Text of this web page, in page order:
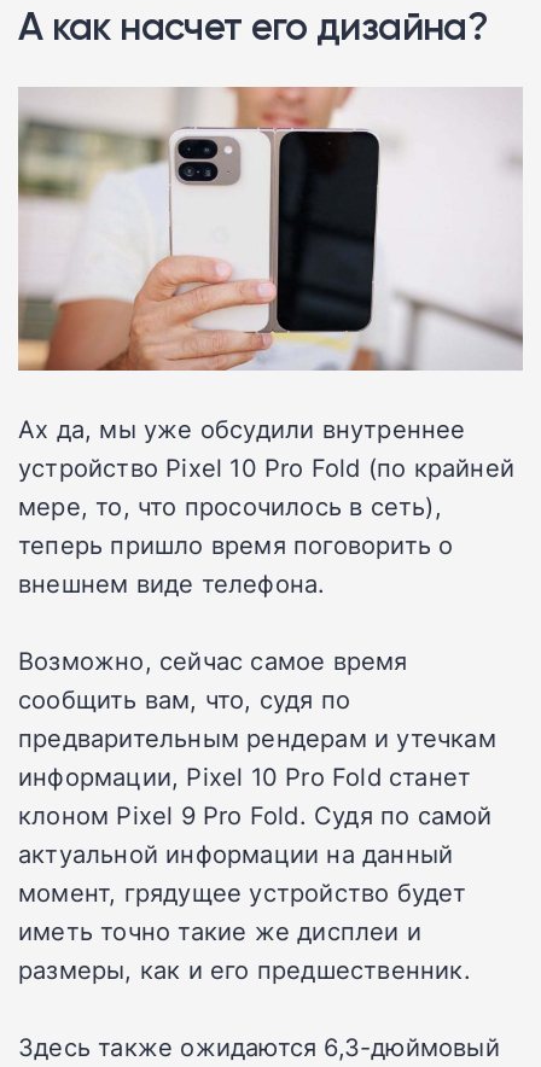
А как насчет его дизайна?
Ах да, мы уже обсудили внутреннее
устройство Pixel 10 Pro Fold (по крайней
мере, то, что просочилось в сеть),
теперь пришло время поговорить о
внешнем виде телефона.
Возможно, сейчас самое время
сообщить вам, что, судя по
предварительным рендерам и утечкам
информации, Pixel 10 Pro Fold станет
клоном Pixel 9 Pro Fold. Судя по самой
актуальной информации на данный
момент, грядущее устройство будет
иметь точно такие же дисплеи и
размеры, как и его предшественник.
Здесь также ожидаются 6,3-дюймовый